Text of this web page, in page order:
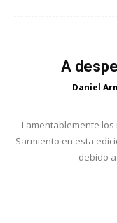
A
Daniel
Lamentablemente
Sarmiento en esta
debido